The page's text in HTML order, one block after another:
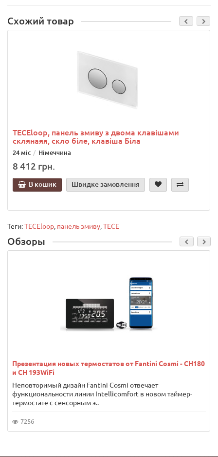
Схожий товар
TECEloop, панель змиву з двома клавішами
склянаяя, скло біле, клавіша Біла
24 міс Німеччина
8 412 грн.
В кошик Швидке замовлення
Теги:TECEloop, панель змиву,TECE
Обзоры
Презентация новых термостатов от Fantini Cosmi - CH180
и CH 193WiFi
Неповторимый дизайн Fantini Cosmi отвечает
функциональности линии Intellicomfort в новом таймер-
термостате с сенсорным э..
7256